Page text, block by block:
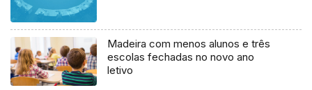
Madeira com menos alunos e três
escolas fechadas no novo ano
letivo